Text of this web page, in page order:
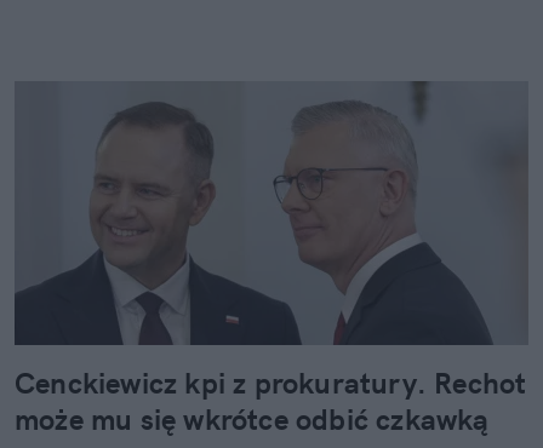
Cenckiewicz kpi z prokuratury. Rechot
może mu się wkrótce odbić czkawką